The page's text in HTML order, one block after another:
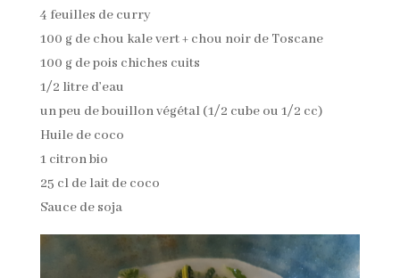
4 feuilles de curry
100 g de chou kale vert + chou noir de Toscane
100 g de pois chiches cuits
1/2 litre d’eau
un peu de bouillon végétal (1/2 cube ou 1/2 cc)
Huile de coco
1 citron bio
25 cl de lait de coco
Sauce de soja